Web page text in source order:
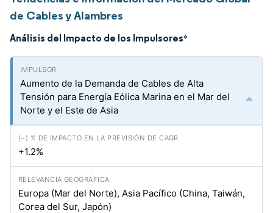
de Cables y Alambres
Análisis del Impacto de los Impulsores*
Aumento de la Demanda de Cables de Alta
Tensión para Energía Eólica Marina en el Mar del
Norte y el Este de Asia
+1.2%
Europa (Mar del Norte), Asia Pacífico (China, Taiwán,
Corea del Sur, Japón)